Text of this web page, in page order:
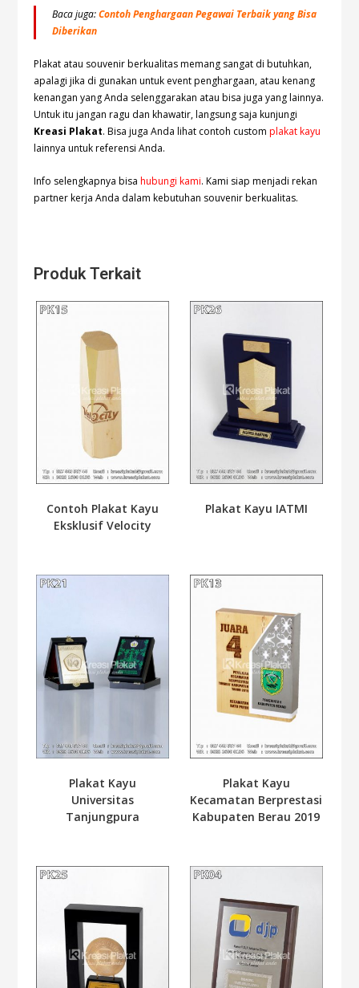
Baca juga:Contoh Penghargaan Pegawai Terbaik yang Bisa
Diberikan
Plakat atau souvenir berkualitas memang sangat di butuhkan,
apalagi jika di gunakan untuk event penghargaan, atau kenang
kenangan yang Anda selenggarakan atau bisa juga yang lainnya.
Untuk itu jangan ragu dan khawatir, langsung saja kunjungi
Kreasi Plakat. Bisa juga Anda lihat contoh customplakat kayu
lainnya untuk referensi Anda.
Info selengkapnya bisahubungi kami. Kami siap menjadi rekan
partner kerja Anda dalam kebutuhan souvenir berkualitas.
Produk Terkait
Contoh Plakat Kayu
Eksklusif Velocity
Plakat Kayu IATMI
Plakat Kayu
Universitas
Tanjungpura
Plakat Kayu
Kecamatan Berprestasi
Kabupaten Berau 2019